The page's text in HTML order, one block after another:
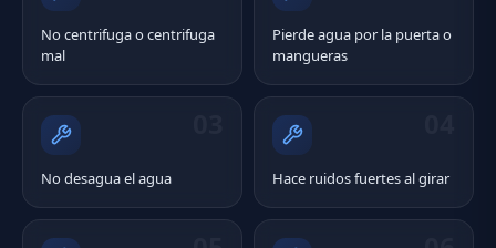
No centrifuga o centrifuga
mal
Pierde agua por la puerta o
mangueras
No desagua el agua Hace ruidos fuertes al girar